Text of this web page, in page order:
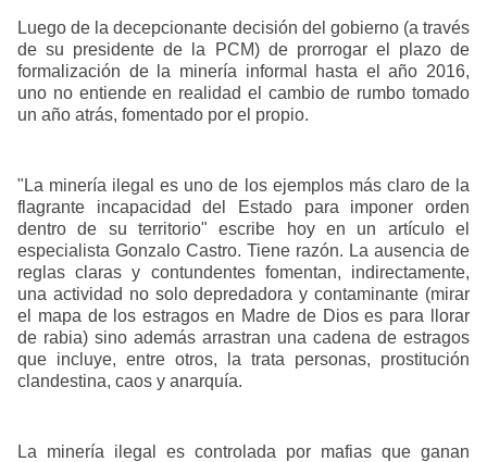
Luego de la decepcionante decisión del gobierno (a través
de su presidente de la PCM) de prorrogar el plazo de
formalización de la minería informal hasta el año 2016,
uno no entiende en realidad el cambio de rumbo tomado
un año atrás, fomentado por el propio.
"La minería ilegal es uno de los ejemplos más claro de la
flagrante incapacidad del Estado para imponer orden
dentro de su territorio" escribe hoy en un artículo el
especialista Gonzalo Castro. Tiene razón. La ausencia de
reglas claras y contundentes fomentan, indirectamente,
una actividad no solo depredadora y contaminante (mirar
el mapa de los estragos en Madre de Dios es para llorar
de rabia) sino además arrastran una cadena de estragos
que incluye, entre otros, la trata personas, prostitución
clandestina, caos y anarquía.
La minería ilegal es controlada por mafias que ganan